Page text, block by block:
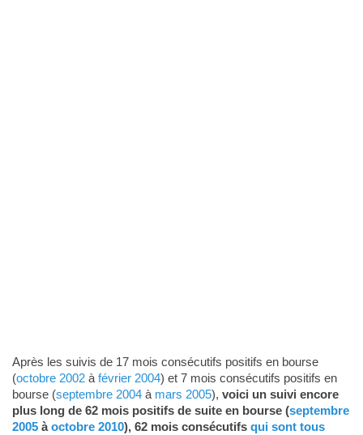
Après les suivis de 17 mois consécutifs positifs en bourse
(octobre 2002à février 2004) et 7 mois consécutifs positifs en
bourse (septembre 2004à mars 2005), voici un suivi encore
plus long de 62 mois positifs de suite en bourse (septembre
2005àoctobre 2010), 62 mois consécutifs qui sont tous